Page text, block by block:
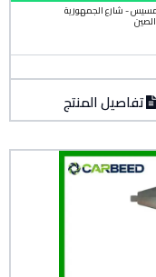
- شارع الجمهورية
الصين
تفاصيل المنتج